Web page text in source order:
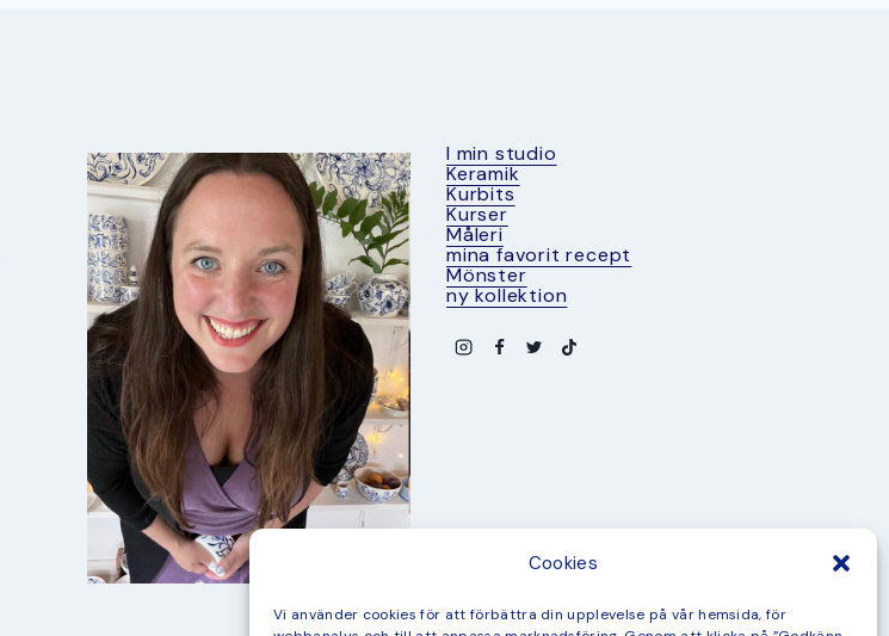
Cookies
Vi använder cookies för att förbättra din upplevelse på vår hemsida, för
I min studio
Keramik
Kurbits
Kurser
Måleri
mina favorit recept
Mönster
ny kollektion